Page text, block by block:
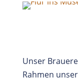
Unser
Rahmen